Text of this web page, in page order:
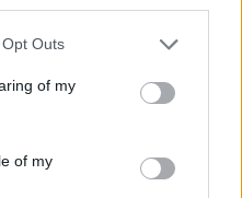
uses one or more Google
You may click to
and its third-party tags to
purposes in below Google
Outs
of my
of my
elhagyására
besúgórendszer és
akkor elvesztette
állati sötét lett! Az
ért. Viszont az
nagyon jó